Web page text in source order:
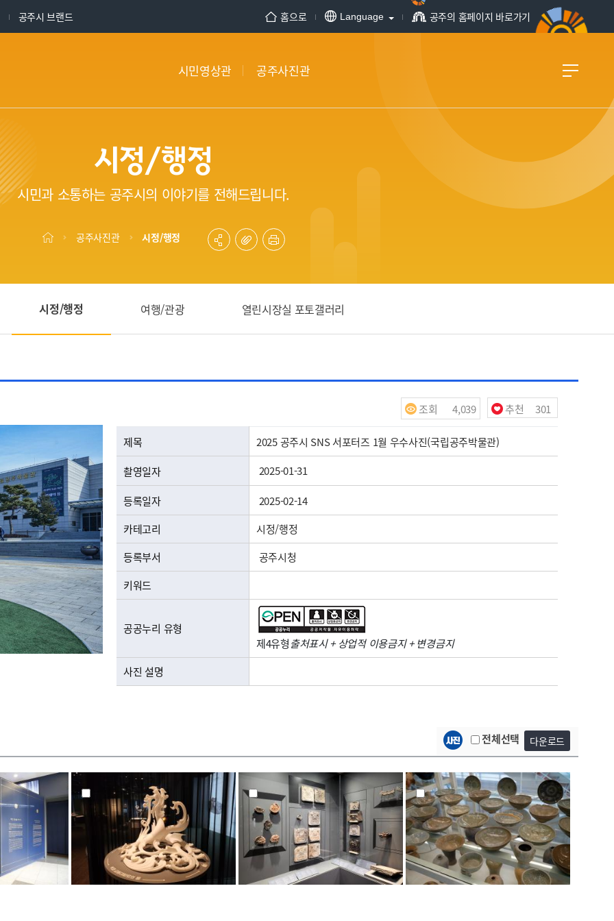
공주시 브랜드 홈으로 Language 공주의 홈페이지 바로가기
시민영상관 공주사진관
시정/행정
시민과 소통하는 공주시의 이야기를 전해드립니다.
공주사진관 시정/행정
시정/행정 여행/관광 열린시장실 포토갤러리
조회
수
4,039
추천
수
301
제목 2025 공주시 SNS 서포터즈 1월 우수사진(국립공주박물관)
촬영일자 2025-01-31
등록일자
2025-02-14
카테고리
시정/행정
등록부서
공주시청
키워드
공공누리 유형
제4유형출처표시 + 상업적 이용금지 + 변경금지
사진 설명
전체선택 다운로드